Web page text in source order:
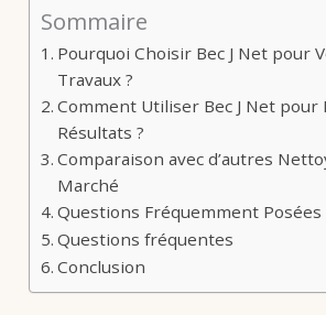
Sommaire
Pourquoi Choisir Bec J Net pour
Travaux ?
Comment Utiliser Bec J Net pour
Résultats ?
Comparaison avec d’autres
Marché
Questions Fréquemment Posées
Questions fréquentes
Conclusion